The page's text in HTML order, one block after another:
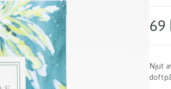
69
Njut